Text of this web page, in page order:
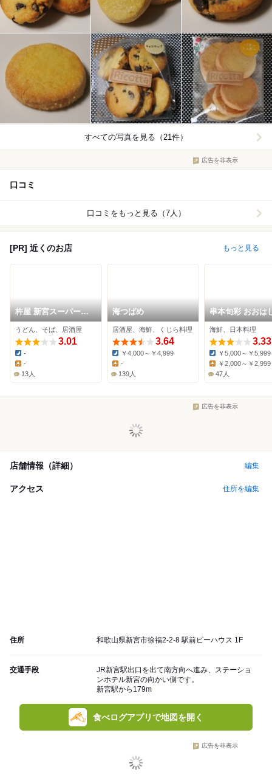
すべての写真を見る（21件）
広告を非表示
口コミ
口コミをもっと見る（7人）
[PR] 近くのお店 もっと見る
杵屋 新宮スーパーセ
ンターオークワ南紀店
うどん、そば、居酒屋
3.01
Dinner:
-
Lunch:
-
13人
海つばめ
居酒屋、海鮮、くじら料理
3.64
Dinner:
￥4,000～￥4,999
-
139人
串本旬彩 おおは
海鮮、日本料理
3.33
Dinner:
￥5,000～￥5,999
Lunch:
￥2,000～￥2,999
47人
広告を非表示
店舗情報（詳細） 編集
アクセス 住所を編集
住所 和歌山県新宮市徐福2-2-8 駅前ピーハウス 1F
交通手段
JR新宮駅出口を出て南方向へ進み、ステーショ
ンホテル新宮の向かい側です。
新宮駅から179m
食べログアプリで地図を開く
広告を非表示